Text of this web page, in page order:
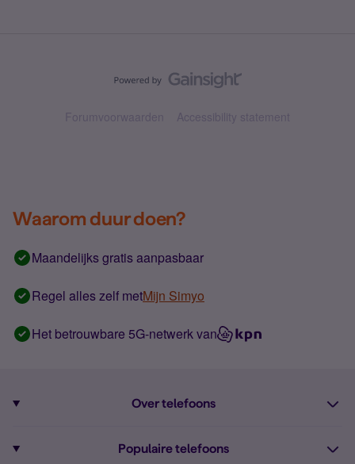
Forumvoorwaarden Accessibility statement
Waarom duur doen?
Maandelijks gratis aanpasbaar
Regel alles zelf metMijn Simyo
Het betrouwbare 5G-netwerk van
Over telefoons
Populaire telefoons